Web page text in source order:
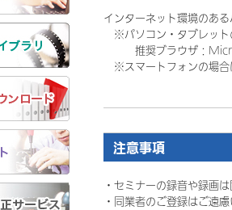
インターネット環境のあ
※パソコン・タブレット
推奨ブラウザ：
※スマートフォンの場合
注意事項
・セミナーの録音や録画
・同業者のご登録はご遠